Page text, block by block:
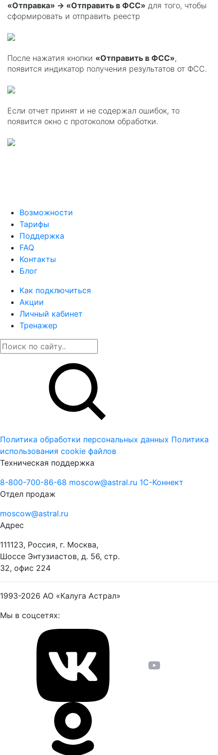
«Отправка» → «Отправить в ФСС» для того, чтобы
сформировать и отправить реестр
После нажатия кнопки «Отправить в ФСС»,
появится индикатор получения результатов от ФСС.
Если отчет принят и не содержал ошибок, то
появится окно с протоколом обработки.
Возможности
Тарифы
Поддержка
FAQ
Контакты
Блог
Как подключиться
Акции
Личный кабинет
Тренажер
Политика обработки персональных данных Политика
использования cookie файлов
Техническая поддержка
8-800-700-86-68 moscow@astral.ru 1С-Коннект
Отдел продаж
moscow@astral.ru
Адрес
111123, Россия, г. Москва,
Шоссе Энтузиастов, д. 56, стр.
32, офис 224
1993-2026 АО «Калуга Астрал»
Мы в соцсетях: